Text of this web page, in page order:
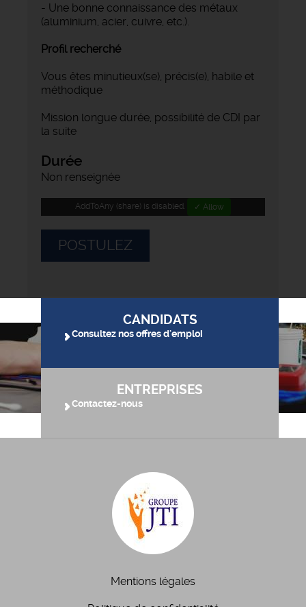
- Une bonne connaissance des métaux
(aluminium, acier, cuivre, etc.).
Profil recherché
Vous êtes minutieux(se), précis(e), habile et
méthodique
Mission longue durée, possibilité de CDI par
la suite
Durée
Non renseignée
AddToAny (share) is disabled. ✓ Allow
POSTULEZ
CANDIDATS
Consultez nos offres d'emploi
ENTREPRISES
Contactez-nous
Mentions légales